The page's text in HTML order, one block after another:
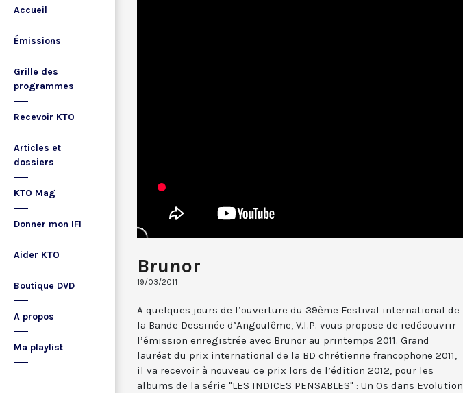
Accueil
Émissions
Grille des
programmes
Recevoir KTO
Articles et
dossiers
KTO Mag
Donner mon IFI
Aider KTO
Boutique DVD
A propos
Ma playlist
Brunor
19/03/2011
A quelques jours de l’ouverture du 39ème Festival international de
la Bande Dessinée d’Angoulême, V.I.P. vous propose de redécouvrir
l’émission enregistrée avec Brunor au printemps 2011. Grand
lauréat du prix international de la BD chrétienne francophone 2011,
il va recevoir à nouveau ce prix lors de l’édition 2012, pour les
albums de la série "LES INDICES PENSABLES" : Un Os dans Evolution